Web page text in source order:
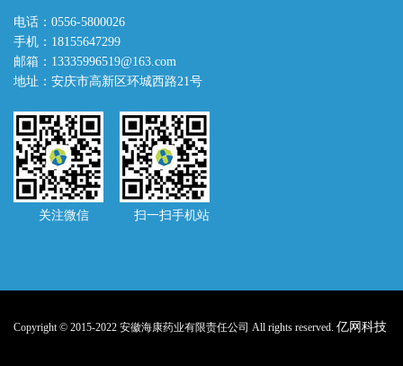
电话：0556-5800026
手机：18155647299
邮箱：13335996519@163.com
地址：安庆市高新区环城西路21号
关注微信 扫一扫手机站
Copyright © 2015-2022 安徽海康药业有限责任公司 All rights reserved. 亿网科技